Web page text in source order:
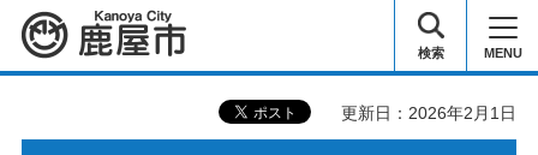
鹿屋市 検索 MENU
更新日：2026年2月1日